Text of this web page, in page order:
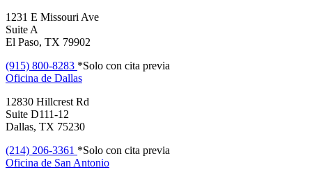
1231 E Missouri Ave
Suite A
El Paso, TX 79902
(915) 800-8283 *Solo con cita previa
Oficina de Dallas
12830 Hillcrest Rd
Suite D111-12
Dallas, TX 75230
(214) 206-3361 *Solo con cita previa
Oficina de San Antonio